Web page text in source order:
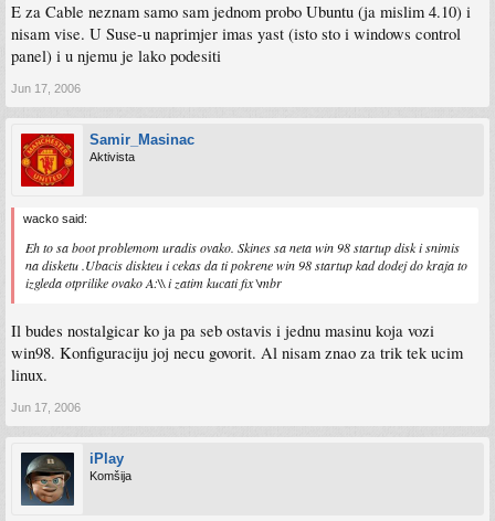
E za Cable neznam samo sam jednom probo Ubuntu (ja mislim 4.10) i
nisam vise. U Suse-u naprimjer imas yast (isto sto i windows control
panel) i u njemu je lako podesiti
Jun 17, 2006
Samir_Masinac
Aktivista
wacko said:
Eh to sa boot problemom uradis ovako. Skines sa neta win 98 startup disk i snimis
na disketu .Ubacis diskteu i cekas da ti pokrene win 98 startup kad dodej do kraja to
izgleda otprilike ovako A:\\ i zatim kucati fix \mbr
Il budes nostalgicar ko ja pa seb ostavis i jednu masinu koja vozi
win98. Konfiguraciju joj necu govorit. Al nisam znao za trik tek ucim
linux.
Jun 17, 2006
iPlay
Komšija